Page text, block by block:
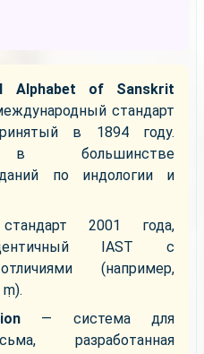
Alphabet of Sanskrit
стандарт
в 1894 году.
в большинстве
по индологии и
2001 года,
IAST с
(например,
— система для
разработанная